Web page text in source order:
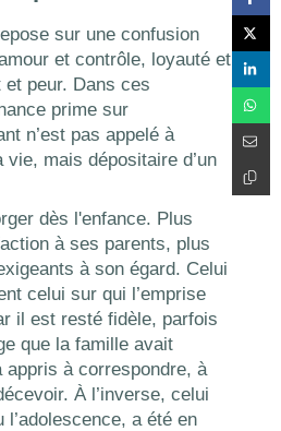
sur une confusion
et contrôle, loyauté et
peur. Dans ces
prime sur
n’est pas appelé à
mais dépositaire d’un
dès l'enfance. Plus
à ses parents, plus
à son égard. Celui
celui sur qui l’emprise
il est resté fidèle, parfois
que la famille avait
à correspondre, à
À l’inverse, celui
l’adolescence, a été en